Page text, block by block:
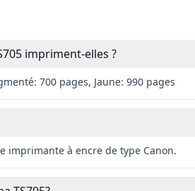
impriment-elles ?
700 pages, Jaune: 990 pages
imprimante à encre de type Canon.